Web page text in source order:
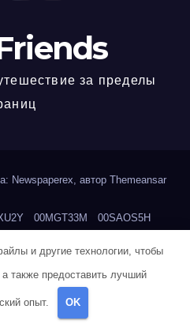
за пределы
Newspaperex, автор Themeansar
00MGT33M 00SAOS5H
019K5LTP 01WS9NX2
03L7504Q 03ZRKE69
и другие технологии, чтобы
также предоставить лучший
опыт. OK